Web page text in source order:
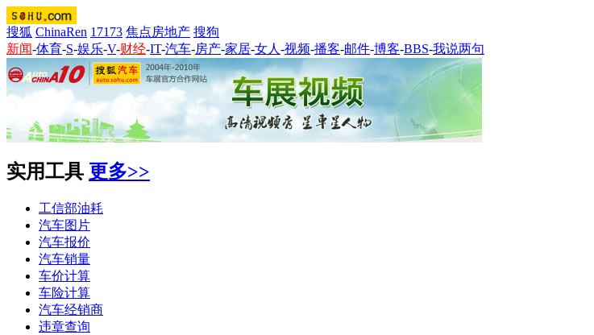
搜狐 ChinaRen 17173 焦点房地产 搜狗
新闻-体育-S-娱乐-V-财经-IT-汽车-房产-家居-女人 -视频-播客-邮件-博客-BBS-我说两句
实用工具 更多>>
工信部油耗
汽车图片
汽车报价
汽车销量
车价计算
车险计算
汽车经销商
违章查询